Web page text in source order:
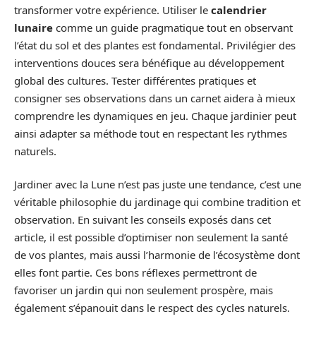
transformer votre expérience. Utiliser le calendrier
lunaire comme un guide pragmatique tout en observant
l’état du sol et des plantes est fondamental. Privilégier des
interventions douces sera bénéfique au développement
global des cultures. Tester différentes pratiques et
consigner ses observations dans un carnet aidera à mieux
comprendre les dynamiques en jeu. Chaque jardinier peut
ainsi adapter sa méthode tout en respectant les rythmes
naturels.
Jardiner avec la Lune n’est pas juste une tendance, c’est une
véritable philosophie du jardinage qui combine tradition et
observation. En suivant les conseils exposés dans cet
article, il est possible d’optimiser non seulement la santé
de vos plantes, mais aussi l’harmonie de l’écosystème dont
elles font partie. Ces bons réflexes permettront de
favoriser un jardin qui non seulement prospère, mais
également s’épanouit dans le respect des cycles naturels.